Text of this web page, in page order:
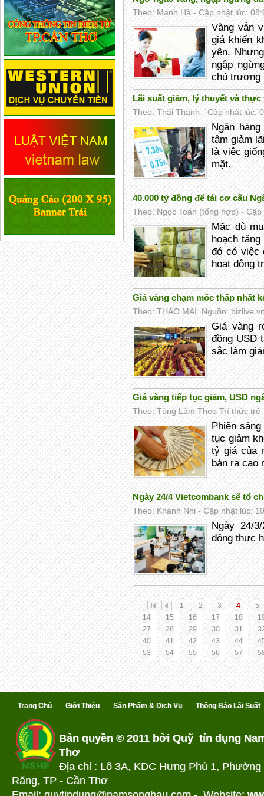
Theo: Mạnh Hà - Cập nhật lúc:
Vàng vẫn
giá khiến
yên.
ngập
chủ trương
Lãi suất giảm, lý thuyết và thực
Theo: Thái Thanh - Cập nhật lúc:
Ngân
tâm giảm
là việc
mặt.
40.000 tỷ đồng để tái cơ cấu
Theo: Ngọc Toàn (tổng hợp) -
Mặc dù
hoạch
đó có việc
hoạt động
Giá vàng chạm mốc thấp nhất
Theo: THẢO MAI. Nguồn:
Giá vàng
đồng USD
sắc làm
Giá vàng tiếp tục giảm, USD
Theo: Tùng Lâm Theo Trí thức
Phiên
tục giảm
tỷ giá của
bán ra cao
Ngày 24/4 Vietcombank sẽ tổ
Theo: Khánh Nhi - Cập nhật lúc:
Ngày 24/
đông thực
1 2 3 4
5
14
15 16 17 18
27
28 29 30 31
40
41 42 43 44
53
54 55 56 57
Trang Chủ Giới Thiệu Sản Phẩm & Dịch Vụ Thông Báo Lãi Suất
Bản quyền © 2011 bởi Quỹ tín dụng
Thơ
Địa chỉ : Lô 3A, KDC Hưng Phú 1,
Răng, TP - Cần Thơ